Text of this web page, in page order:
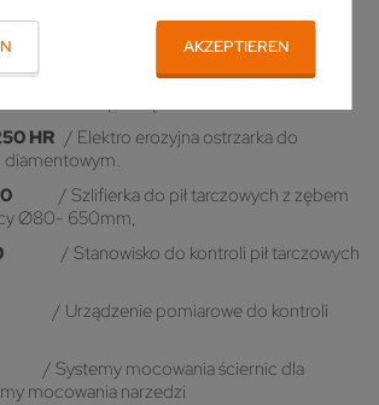
AKZEPTIEREN
argon / NOWOŚĆ /5 osiowa szlifierka do
frezów HM do średnicy Ø200mm
860 / NOWOŚĆ /Szlifierka do ostrzenia
HSS oraz pił z zębem HM.
HR / Elektro erozyjna ostrzarka do
diamentowym.
/ Szlifierka do pił tarczowych z zębem
Ø80- 650mm,
/ Stanowisko do kontroli pił tarczowych
/ Urządzenie pomiarowe do kontroli
mocowania ściernic dla
mocowania narzedzi